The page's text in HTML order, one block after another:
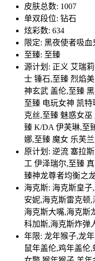
皮肤总数: 1007
单双段位: 钻石
炫彩数: 634
限定: 黑夜使者吸
至臻: 至臻
源计划: 正义 艾瑞
士 锤石,至臻 烈焰
神玄武 盖伦,至臻
至臻 电玩女神 凯
克丝,至臻 魅惑女
臻 K/DA 伊芙琳,至
娜,至臻 魔女 乐芙
原计划: 逆流 塞拉
工 伊泽瑞尔,至臻
臻神龙尊者均衡之
海克斯: 海克斯皇
安妮,海克斯雷克顿
海克斯大嘴,海克斯
科加斯,海克斯炸弹
年限: 龙年猴子,龙
鼠年盖伦,鸡年盖伦